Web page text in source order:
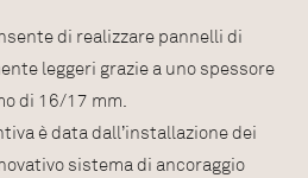
di realizzare pannelli di
leggeri grazie a uno spessore
di 16/17 mm.
è data dall’installazione dei
sistema di ancoraggio